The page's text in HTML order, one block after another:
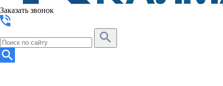
Заказать звонок